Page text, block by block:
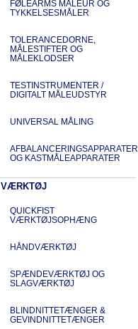
FØLEARMS MÅLEUR OG
TYKKELSESMÅLER
TOLERANCEDORNE,
MÅLESTIFTER OG
MÅLEKLODSER
TESTINSTRUMENTER /
DIGITALT MÅLEUDSTYR
UNIVERSAL MÅLING
AFBALANCERINGSAPPARATER
OG KASTMÅLEAPPARATER
VÆRKTØJ
QUICKFIST
VÆRKTØJSOPHÆNG
HÅNDVÆRKTØJ
SPÆNDEVÆRKTØJ OG
SLAGVÆRKTØJ
BLINDNITTETÆNGER &
GEVINDNITTETÆNGER